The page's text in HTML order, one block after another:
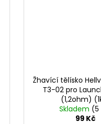
Žhavící tělísko
T3-02 pro
(1,2ohm)
Skladem (5
99 Kč